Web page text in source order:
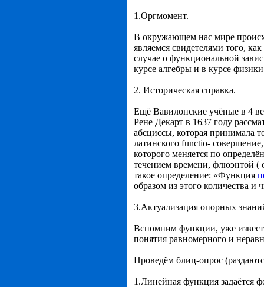
1.Оргмомент.
В окружающем нас мире
являемся свидетелями того,
случае о функциональной
курсе алгебры и в курсе
2. Историческая справка.
Ещё Вавилонские учёные в 4
Рене Декарт в 1637 году
абсциссы, которая принимала
латинского functio-
которого меняется по
течением времени, флюэнтой (
такое определение: «Функция
образом из этого количества и
3.Актуализация опорных
Вспомним функции, уже
понятия равномерного и
Проведём блиц-опрос
1.Линейная функция задаётся